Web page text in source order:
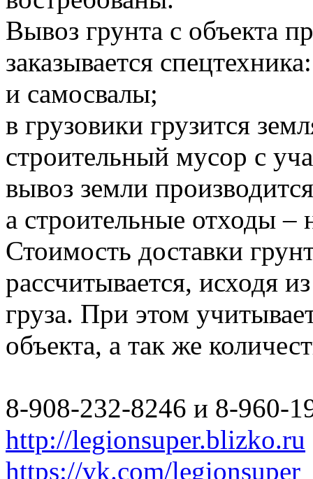
Вывоз грунта с объекта
заказывается
и самосвалы;
в грузовики грузится
строительный мусор с
вывоз земли
а строительные отходы –
Стоимость доставки
рассчитывается, исходя
груза. При этом
объекта, а так же
8-908-232-8246 и 8-960-
http://legionsuper.blizko.ru
https://vk.com/legionsuper